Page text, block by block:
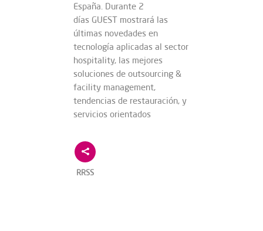
España. Durante 2
días GUEST mostrará las
últimas novedades en
tecnología aplicadas al sector
hospitality, las mejores
soluciones de outsourcing &
facility management,
tendencias de restauración, y
servicios orientados
RRSS